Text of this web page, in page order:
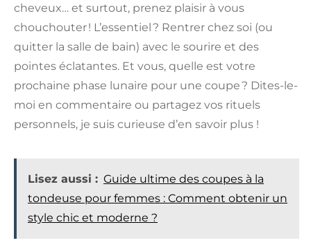
cheveux… et surtout, prenez plaisir à vous
chouchouter ! L’essentiel ? Rentrer chez soi (ou
quitter la salle de bain) avec le sourire et des
pointes éclatantes. Et vous, quelle est votre
prochaine phase lunaire pour une coupe ? Dites-le-
moi en commentaire ou partagez vos rituels
personnels, je suis curieuse d’en savoir plus !
Lisez aussi : Guide ultime des coupes à la
tondeuse pour femmes : Comment obtenir un
style chic et moderne ?